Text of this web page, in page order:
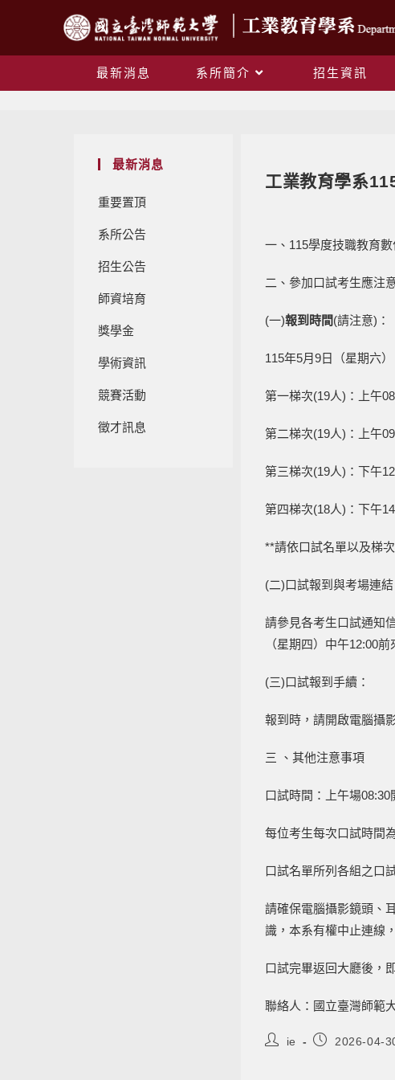
最新消息 系所簡介 招生資訊
最新消息
重要置頂
系所公告
招生公告
師資培育
獎學金
學術資訊
競賽活動
徵才訊息
工業教育學系
一、115學度技職教育
二、參加口試考生應注
(一)報到時間(請注意)：
115年5月9日（星期六）
第一梯次(19人)：上午
第二梯次(19人)：上午
第三梯次(19人)：下午
第四梯次(18人)：下午
**請依口試名單以及梯
(二)口試報到與考場連結
請參見各考生口試通知
（星期四）中午12:00
(三)口試報到手續：
報到時，請開啟電腦攝
三 、其他注意事項
口試時間：上午場
每位考生每次口試時間
口試名單所列各組之口
請確保電腦攝影鏡頭、
識，本系有權中止連線
口試完畢返回大廳後，
聯絡人：國立臺灣師範
ie 2026-04-